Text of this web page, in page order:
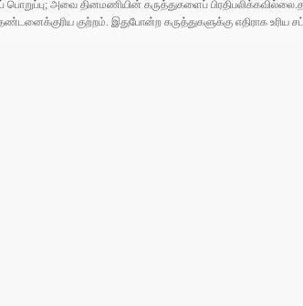
பொறுப்பு; அவை தினமணியின் கருத்துகளைப்
குற்றம். இதுபோன்ற கருத்துகளுக்கு எதிராக உரிய